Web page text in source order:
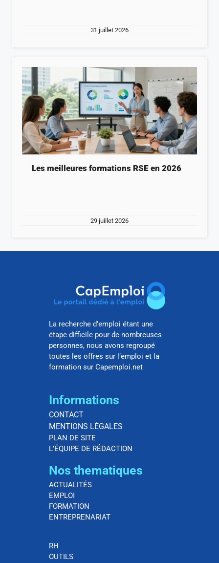
31 juillet 2026
Les meilleures formations RSE en 2026
29 juillet 2026
La recherche d’emploi étant une
étape difficile pour de nombreuses
personnes, nous avons regroupé
toutes les offres sur l’emploi et la
formation sur Capemploi.net
Informations
CONTACT
MENTIONS LÉGALES
PLAN DE SITE
L’ÉQUIPE DE RÉDACTION
Nos thematiques
ACTUALITÉS
EMPLOI
FORMATION
ENTREPRENARIAT
RH
OUTILS